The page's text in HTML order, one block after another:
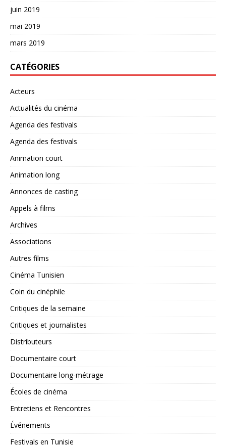
juin 2019
mai 2019
mars 2019
CATÉGORIES
Acteurs
Actualités du cinéma
Agenda des festivals
Agenda des festivals
Animation court
Animation long
Annonces de casting
Appels à films
Archives
Associations
Autres films
Cinéma Tunisien
Coin du cinéphile
Critiques de la semaine
Critiques et journalistes
Distributeurs
Documentaire court
Documentaire long-métrage
Écoles de cinéma
Entretiens et Rencontres
Événements
Festivals en Tunisie